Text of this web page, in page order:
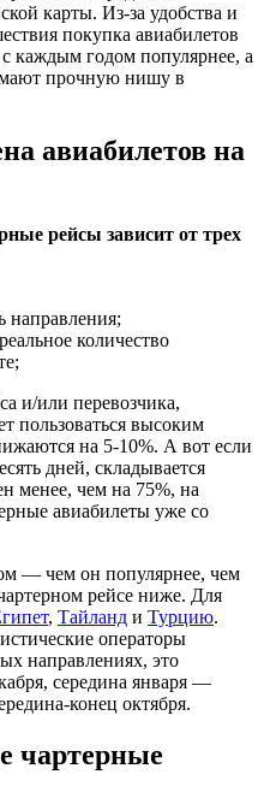
карты. Из-за удобства и
покупка авиабилетов
каждым годом популярнее, а
прочную нишу в
авиабилетов на
рейсы зависит от трех
направления;
количество
и/или перевозчика,
пользоваться высоким
на 5-10%. А вот если
дней, складывается
менее, чем на 75%, на
авиабилеты уже со
— чем он популярнее, чем
рейсе ниже. Для
, Тайланд и Турцию.
операторы
направлениях, это
середина января —
конец октября.
чартерные